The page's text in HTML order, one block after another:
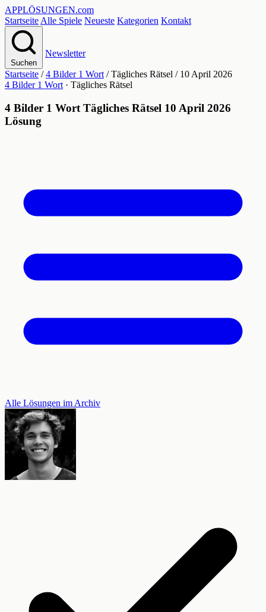
APPLÖSUNGEN.com
Startseite Alle Spiele Neueste Kategorien Kontakt
Suchen
Newsletter
Startseite / 4 Bilder 1 Wort / Tägliches Rätsel / 10 April 2026
4 Bilder 1 Wort · Tägliches Rätsel
4 Bilder 1 Wort Tägliches Rätsel 10 April 2026
Lösung
Alle Lösungen im Archiv